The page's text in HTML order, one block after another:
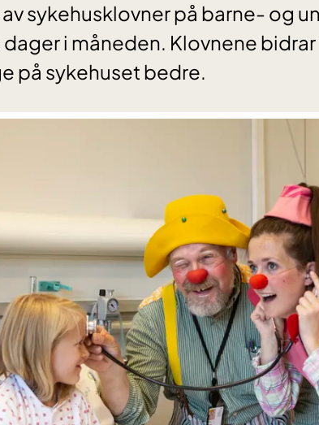
sykehusklovner på barne- og
i måneden. Klovnene
på sykehuset bedre.